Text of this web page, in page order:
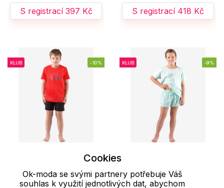
S registrací 397 Kč
S registrací 418 Kč
KLUB -10%
Chlapecké pyžamo
KLUB -9%
Dívčí pyžamo krátké
Cookies
Ok-moda se svými partnery potřebuje Váš
souhlas k využití jednotlivých dat, abychom